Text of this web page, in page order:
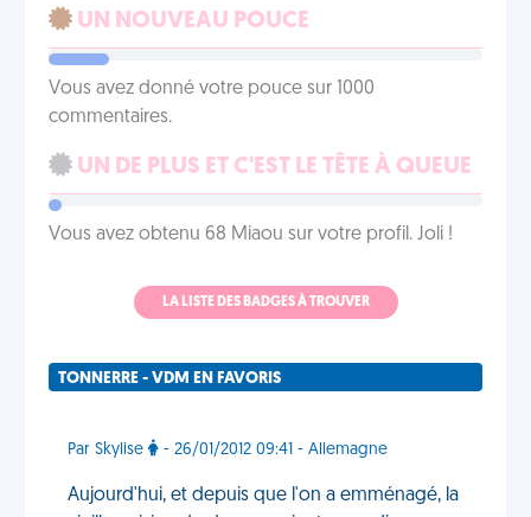
UN NOUVEAU POUCE
Vous avez donné votre pouce sur 1000
commentaires.
UN DE PLUS ET C'EST LE TÊTE À QUEUE
Vous avez obtenu 68 Miaou sur votre profil. Joli !
LA LISTE DES BADGES À TROUVER
TONNERRE - VDM EN FAVORIS
Par Skylise - 26/01/2012 09:41 - Allemagne
Aujourd'hui, et depuis que l'on a emménagé, la